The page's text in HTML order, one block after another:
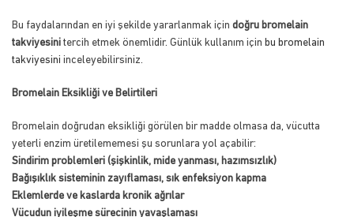
Bu faydalarından en iyi şekilde yararlanmak için doğru bromelain
takviyesini tercih etmek önemlidir. Günlük kullanım için bu bromelain
takviyesini inceleyebilirsiniz.
Bromelain Eksikliği ve Belirtileri
Bromelain doğrudan eksikliği görülen bir madde olmasa da, vücutta
yeterli enzim üretilememesi şu sorunlara yol açabilir:
Sindirim problemleri (şişkinlik, mide yanması, hazımsızlık)
Bağışıklık sisteminin zayıflaması, sık enfeksiyon kapma
Eklemlerde ve kaslarda kronik ağrılar
Vücudun iyileşme sürecinin yavaşlaması